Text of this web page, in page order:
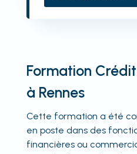
Formation
à Rennes
Cette formation a été
en poste dans des
financières ou